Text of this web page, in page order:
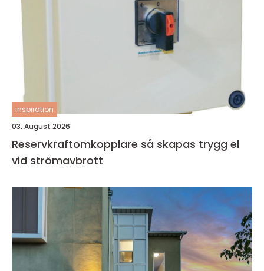
inspiration
03. August 2026
Reservkraftomkopplare så skapas trygg el
vid strömavbrott